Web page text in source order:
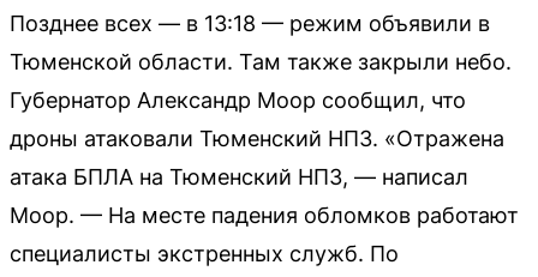
Позднее всех — в 13:18 — режим объявили в
Тюменской области. Там также закрыли небо.
Губернатор Александр Моор сообщил, что
дроны атаковали Тюменский НПЗ. «Отражена
атака БПЛА на Тюменский НПЗ, — написал
Моор. — На месте падения обломков работают
специалисты экстренных служб. По